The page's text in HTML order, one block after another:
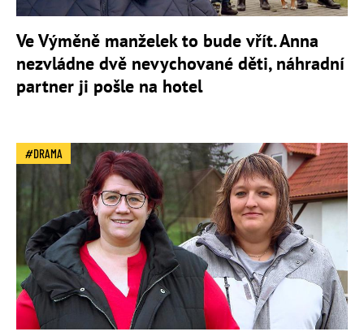
Ve Výměně manželek to bude vřít. Anna
nezvládne dvě nevychované děti, náhradní
partner ji pošle na hotel
DRAMA